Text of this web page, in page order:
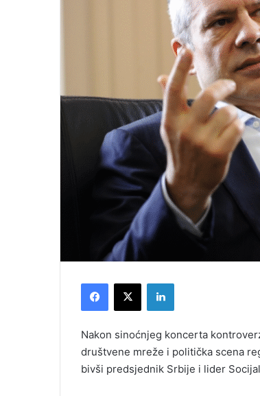
Nakon sinoćnjeg koncerta
društvene mreže i politička scena
bivši predsjednik Srbije i lider